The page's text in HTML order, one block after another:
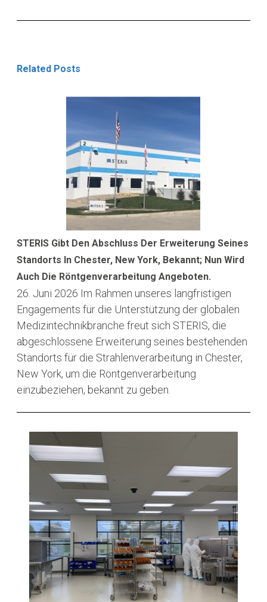
Related Posts
STERIS Gibt Den Abschluss Der Erweiterung Seines
Standorts In Chester, New York, Bekannt; Nun Wird
Auch Die Röntgenverarbeitung Angeboten.
26. Juni 2026 Im Rahmen unseres langfristigen
Engagements für die Unterstützung der globalen
Medizintechnikbranche freut sich STERIS, die
abgeschlossene Erweiterung seines bestehenden
Standorts für die Strahlenverarbeitung in Chester,
New York, um die Röntgenverarbeitung
einzubeziehen, bekannt zu geben.